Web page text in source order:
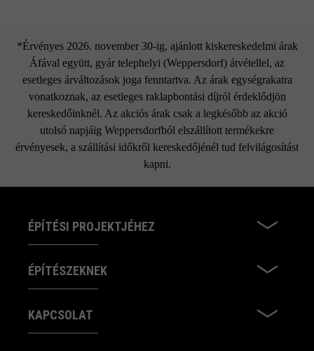
*Érvényes 2026. november 30-ig, ajánlott kiskereskedelmi árak
Áfával együtt, gyár telephelyi (Weppersdorf) átvétellel, az
esetleges árváltozások joga fenntartva. Az árak egységrakatra
vonatkoznak, az esetleges raklapbontási díjról érdeklődjön
kereskedőinknél. Az akciós árak csak a legkésőbb az akció
utolsó napjáig Weppersdorfból elszállított termékekre
érvényesek, a szállítási időkről kereskedőjénél tud felvilágosítást
kapni.
ÉPÍTÉSI PROJEKTJÉHEZ
ÉPÍTÉSZEKNEK
KAPCSOLAT